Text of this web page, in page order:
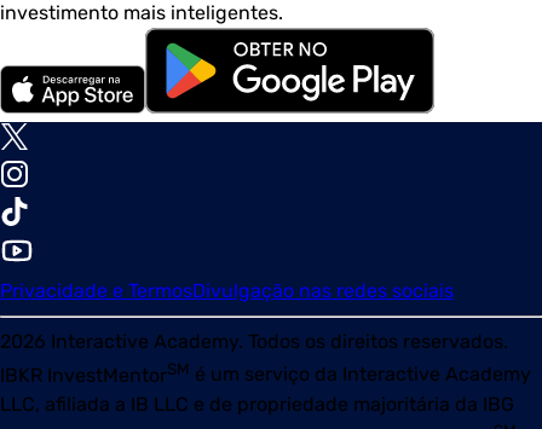
investimento mais inteligentes.
Privacidade e TermosDivulgação nas redes sociais
2026 Interactive Academy. Todos os direitos reservados.
IBKR InvestMentorSM é um serviço da Interactive Academy
LLC, afiliada a IB LLC e de propriedade majoritária da IBG